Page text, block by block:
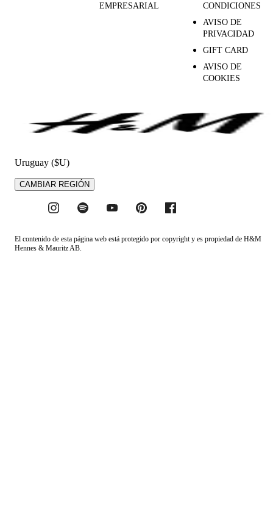
EMPRESARIAL
CONDICIONES
AVISO DE
PRIVACIDAD
GIFT CARD
AVISO DE
COOKIES
Uruguay ($U)
CAMBIAR REGIÓN
El contenido de esta página web está protegido por copyright y es propiedad de H&M
Hennes & Mauritz AB.